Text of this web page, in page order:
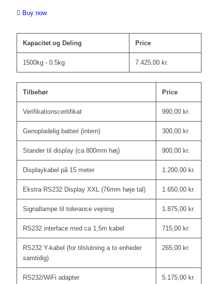
Buy now
Kapacitet og Deling Price
1500kg - 0.5kg 7.425,00 kr.
Tilbehør Price
Verifikationscertifikat 990,00 kr.
Genopladelig batteri (intern) 300,00 kr.
Stander til display (ca 800mm høj) 900,00 kr.
Displaykabel på 15 meter 1.200,00 kr.
Ekstra RS232 Display XXL (76mm høje tal) 1.650,00 kr.
Signallampe til tolerance vejning 1.875,00 kr.
RS232 interface med ca 1,5m kabel 715,00 kr.
RS232 Y-kabel (for tilslutning a to enheder
samtidig)
265,00 kr.
RS232/WiFi adapter 5.175,00 kr.